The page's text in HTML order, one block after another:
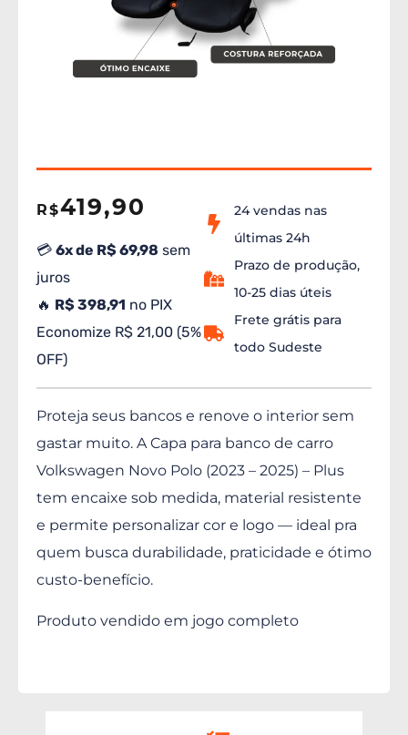
R$419,90
💳 6x de R$ 69,98 sem
juros
🔥 R$ 398,91 no PIX
Economize R$ 21,00 (5%
OFF)
24 vendas nas
últimas 24h
Prazo de produção,
10-25 dias úteis
Frete grátis para
todo Sudeste
Proteja seus bancos e renove o interior sem
gastar muito. A Capa para banco de carro
Volkswagen Novo Polo (2023 – 2025) – Plus
tem encaixe sob medida, material resistente
e permite personalizar cor e logo — ideal pra
quem busca durabilidade, praticidade e ótimo
custo-benefício.
Produto vendido em jogo completo